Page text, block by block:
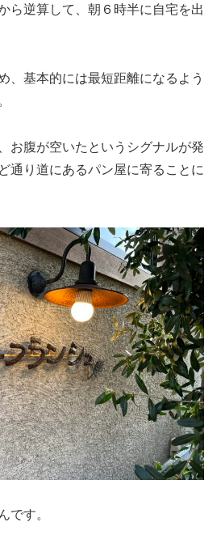
ら逆算して、朝６時半に自宅を出
、基本的には最短距離になるよう
お腹が空いたというシグナルが発
通り道にあるパン屋に寄ることに
です。